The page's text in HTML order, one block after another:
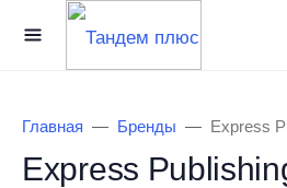
Главная Бренды Express
Express